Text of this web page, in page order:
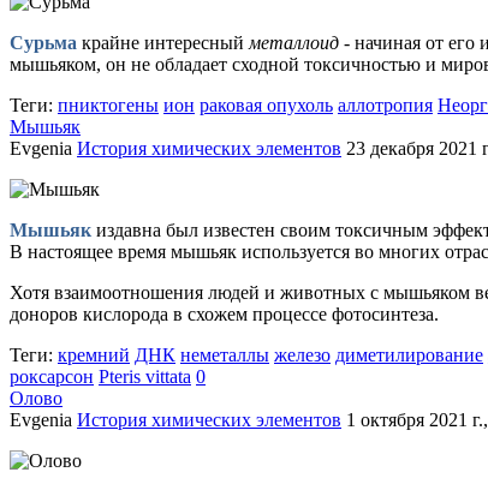
Сурьма крайне интересный металлоид - начиная от его
мышьяком, он не обладает сходной токсичностью и
Теги: пниктогены ион раковая опухоль аллотропия
Мышьяк
Evgenia История химических элементов 23 декабря 2021
Мышьяк издавна был известен своим токсичным
В настоящее время мышьяк используется во многих
Хотя взаимоотношения людей и животных с мышьяком
доноров кислорода в схожем процессе фотосинтеза.
Теги: кремний ДНК неметаллы железо диметилирование
роксарсон Pteris vittata 0
Олово
Evgenia История химических элементов 1 октября 2021